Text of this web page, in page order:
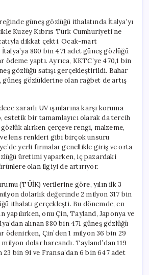
Geride
Bıraktı:
KKTC
de
Hedefte
için
güneş gözlüğü ithalatında İtalya’yı
Kuzey Kıbrıs Türk Cumhuriyeti’ne
dikkat çekti. Ocak-mart
880 bin 471 adet güneş gözlüğü
yaptı. Ayrıca, KKTC’ye 470,1 bin
gözlüğü satışı gerçekleştirildi. Bahar
güneş gözlüklerine olan rağbet de artış
zararlı UV ışınlarına karşı koruma
estetik bir tamamlayıcı olarak da tercih
alırken çerçeve rengi, malzeme,
lens renkleri gibi birçok unsuru
yerli firmalar genellikle giriş ve orta
üretimi yaparken, iç pazardaki
olan ilgiyi de artırıyor.
(TÜİK) verilerine göre, yılın ilk 3
dolarlık değerinde 2 milyon 317 bin
ithalatı gerçekleşti. Bu dönemde, en
yapılırken, onu Çin, Tayland, Japonya ve
alınan 880 bin 471 güneş gözlüğü
ödenirken, Çin’den 1 milyon 36 bin 29
dolar harcandı. Tayland’dan 119
23 bin 91 ve Fransa’dan 6 bin 647 adet